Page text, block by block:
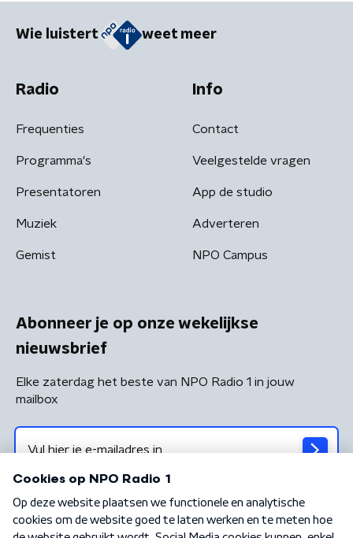
Wie luistert weet meer
Radio
Frequenties
Programma's
Presentatoren
Muziek
Gemist
Info
Contact
Veelgestelde vragen
App de studio
Adverteren
NPO Campus
Abonneer je op onze wekelijkse
nieuwsbrief
Elke zaterdag het beste van NPO Radio 1 in jouw
mailbox